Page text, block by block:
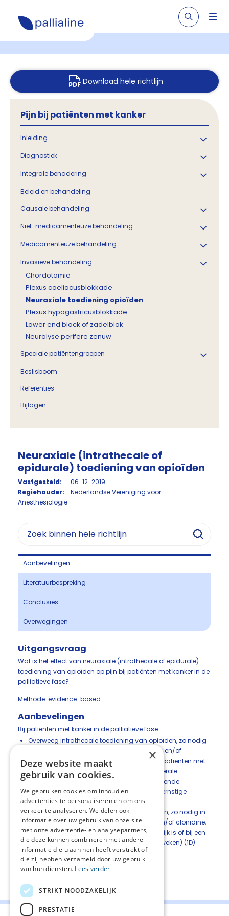
Download hele richtlijn
Pijn bij patiënten met kanker
Inleiding
Diagnostiek
Integrale benadering
Beleid en behandeling
Causale behandeling
Niet-medicamenteuze behandeling
Medicamenteuze behandeling
Invasieve behandeling
Chordotomie
Plexus coeliacusblokkade
Neuraxiale toediening opioïden
Plexus hypogastricusblokkade
Lower end block of zadelblok
Neurolyse perifere zenuw
Speciale patiëntengroepen
Beslisboom
Referenties
Bijlagen
Neuraxiale (intrathecale of
epidurale) toediening van opioïden
Vastgesteld:
06-12-2019
Regiehouder:
Nederlandse Vereniging voor
Anesthesiologie
Aanbevelingen
Literatuurbespreking
Conclusies
Overwegingen
Uitgangsvraag
Wat is het effect van neuraxiale (intrathecale of epidurale)
toediening van opioïden op pijn bij patiënten met kanker in de
palliatieve fase?
Methode: evidence-based
Aanbevelingen
Bij patiënten met kanker in de palliatieve fase:
Overweeg intrathecale toediening van opioïden, zo nodig
in combinatie met een lokaalanestheticum en/of
clonidine, voor de behandeling van pijn bij patiënten met
kanker indien orale, transdermale of parenterale
behandeling met opioïden leidt tot onvoldoende
pijnstillend effect en/of gepaard gaat met ernstige
bijwerkingen (1D).
Overweeg epidurale toediening van opioïden, zo nodig in
combinatie met een lokaalanestheticum en/of clonidine,
indien intrathecale behandeling niet mogelijk is of bij een
zeer korte levensverwachting (korter dan 4 weken) (1D).
Deel deze pagina:
×
Deze website maakt
gebruik van cookies.
We gebruiken cookies om inhoud en
advertenties te personaliseren en om ons
verkeer te analyseren. We delen ook
informatie over uw gebruik van onze site
met onze advertentie- en analysepartners,
die deze kunnen combineren met andere
informatie die u aan hen heeft verstrekt of
die zij hebben verzameld door uw gebruik
van hun diensten. Lees verder
STRIKT NOODZAKELIJK
PRESTATIE